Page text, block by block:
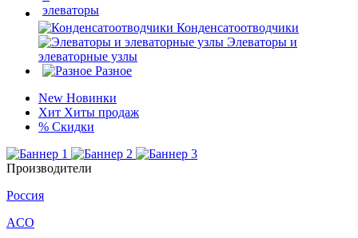
Конденсатоотводчики
Элеваторы и
элеваторные узлы
Разное
New Новинки
Хит Хиты продаж
% Скидки
Производители
Россия
ACO